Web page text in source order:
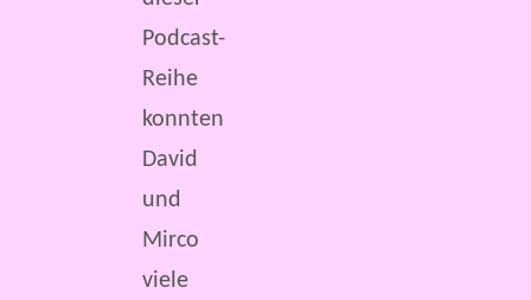
Podcast-
Reihe
konnten
David
und
Mirco
viele